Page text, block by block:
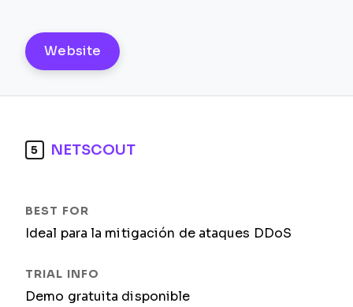
Website
5 NETSCOUT
Ideal para la mitigación de ataques DDoS
Demo gratuita disponible